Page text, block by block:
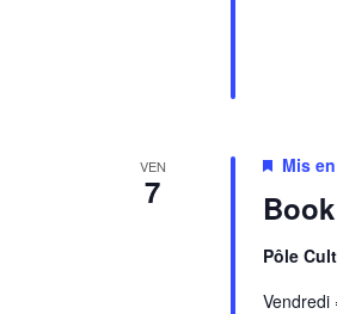
VEN
7
Mis
Pôle
Vendredi